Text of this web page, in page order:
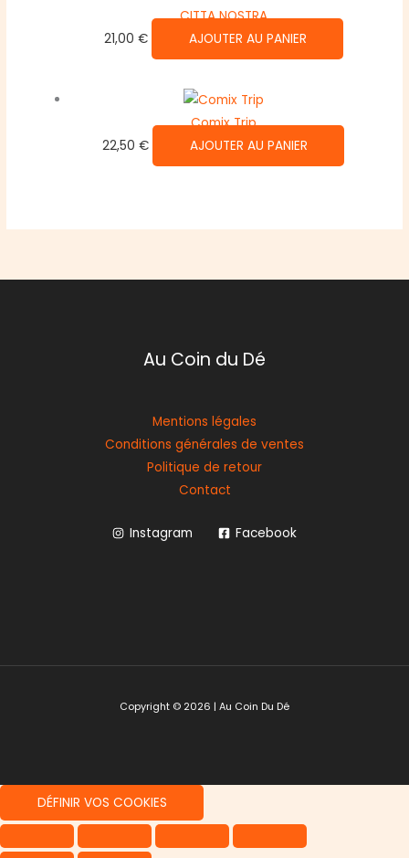
CITTA NOSTRA
21,00 € AJOUTER AU PANIER
Comix Trip
22,50€ AJOUTER AU PANIER
Au Coin du Dé
Mentions légales
Conditions générales de ventes
Politique de retour
Contact
Instagram Facebook
Copyright © 2026 | Au Coin Du Dé
DÉFINIR VOS COOKIES